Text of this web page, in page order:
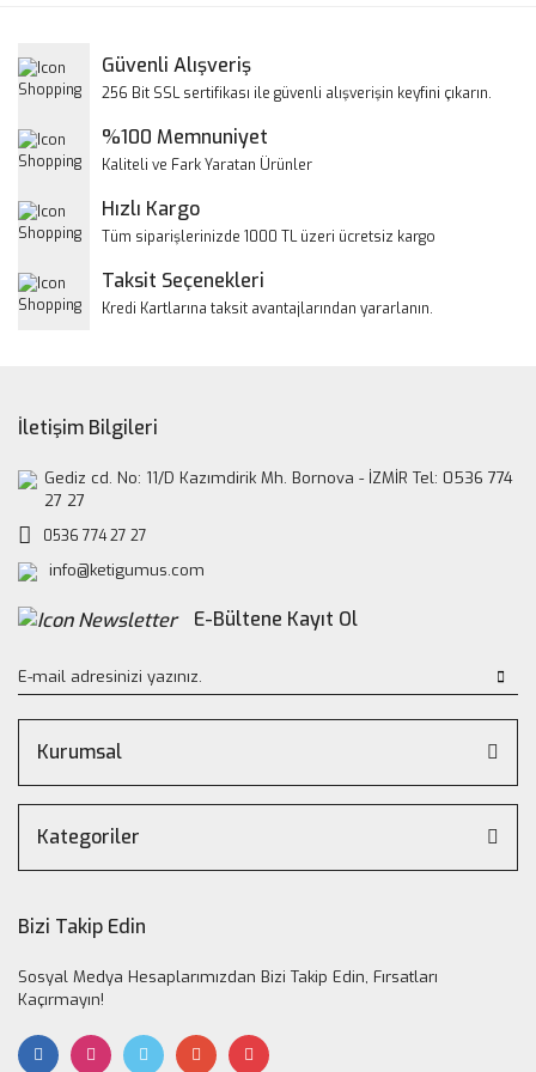
Yorum Yaz
Ürün resmi kalitesiz, bozuk veya görüntülenemiyor.
Ürün bilgilerinde hatalar bulunuyor.
Bu ürüne benzer farklı alternatifler olmalı.
Güvenli Alışveriş
256 Bit SSL sertifikası ile güvenli alışverişin keyfini çıkarın.
%100 Memnuniyet
Kaliteli ve Fark Yaratan Ürünler
Hızlı Kargo
Tüm siparişlerinizde 1000 TL üzeri ücretsiz kargo
Taksit Seçenekleri
Kredi Kartlarına taksit avantajlarından yararlanın.
İletişim Bilgileri
Gediz cd. No: 11/D Kazımdirik Mh. Bornova - İZMİR Tel: 0536 774
27 27
0536 774 27 27
info@ketigumus.com
E-Bültene Kayıt Ol
Kurumsal
Kategoriler
Bizi Takip Edin
Sosyal Medya Hesaplarımızdan Bizi Takip Edin, Fırsatları
Kaçırmayın!